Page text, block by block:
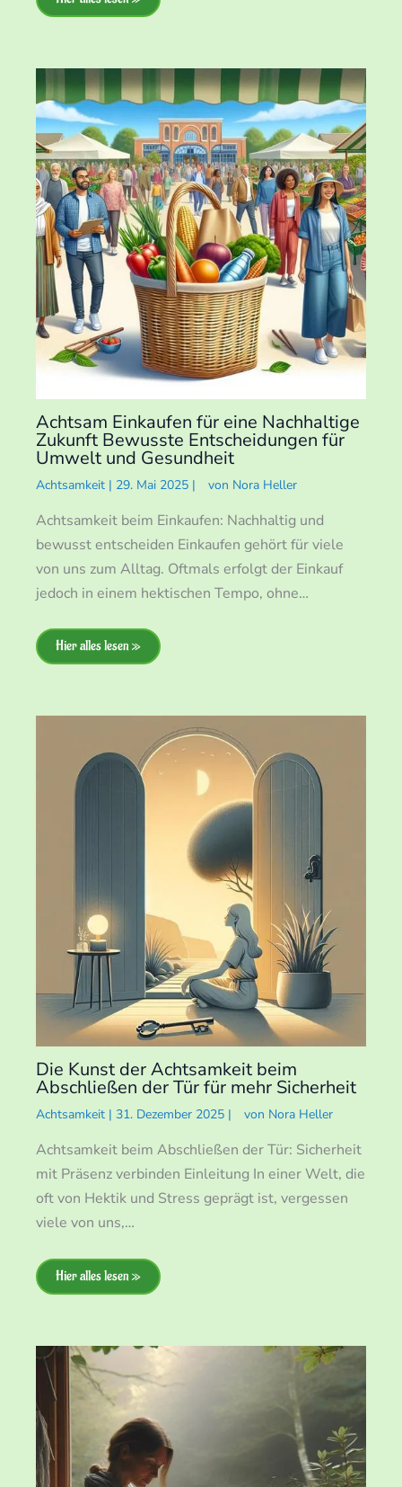
Achtsam Einkaufen für eine Nachhaltige
Zukunft Bewusste Entscheidungen für
Umwelt und Gesundheit
Achtsamkeit | 29. Mai 2025 | von Nora Heller
Achtsamkeit beim Einkaufen: Nachhaltig und
bewusst entscheiden Einkaufen gehört für viele
von uns zum Alltag. Oftmals erfolgt der Einkauf
jedoch in einem hektischen Tempo, ohne…
Hier alles lesen »
Die Kunst der Achtsamkeit beim
Abschließen der Tür für mehr Sicherheit
Achtsamkeit | 31. Dezember 2025 | von Nora Heller
Achtsamkeit beim Abschließen der Tür: Sicherheit
mit Präsenz verbinden Einleitung In einer Welt, die
oft von Hektik und Stress geprägt ist, vergessen
viele von uns,…
Hier alles lesen »